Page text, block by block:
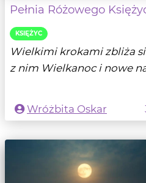
Pełnia Różowego
KSIĘŻYC
Wielkimi krokami zbliża
z nim Wielkanoc i nowe
Wróżbita Oskar